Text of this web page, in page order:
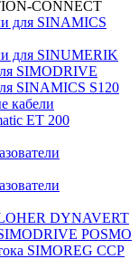
CONNECT
для SINAMICS
для SINUMERIK
SIMODRIVE
SINAMICS S120
кабели
ET 200
DYNAVERT
POSMO
SIMOREG CCP